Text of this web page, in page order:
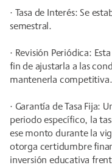
· Tasa de Interés: Se
semestral.
· Revisión Periódica:
fin de ajustarla a las
mantenerla competitiva.
· Garantía de Tasa Fija:
periodo específico, la
ese monto durante la
otorga certidumbre
inversión educativa